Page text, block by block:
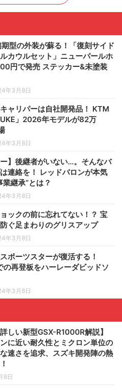
期型の外装が蘇る！「復刻サイド
カウルセット」ニューパールホ
円で発売 ステッカー&未塗装
年3月8日
キャリパーは自社開発品！ KTM
」2026年モデルが82万
年3月8日
ー】後継者がいない…。そんなバ
連絡を！ レッドバロンが本気
継承”とは？
年3月8日
ックの前に忘れてない！？ 宝
ぐ足まわりのグリスアップ
年3月8日
ポーツスターが復活する！
再登板をハーレーダビッドソ
年3月8日
しい新型GSX-R1000R解説】
に近い耐久性とミクロン単位の
速さを追求、スズキ開発陣の熱
8日